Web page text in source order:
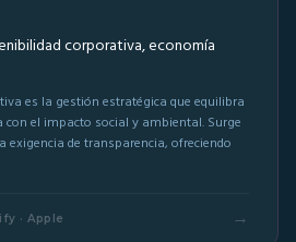
corporativa, economía
es la gestión estratégica que equilibra
el impacto social y ambiental. Surge
exigencia de transparencia, ofreciendo
· Apple →